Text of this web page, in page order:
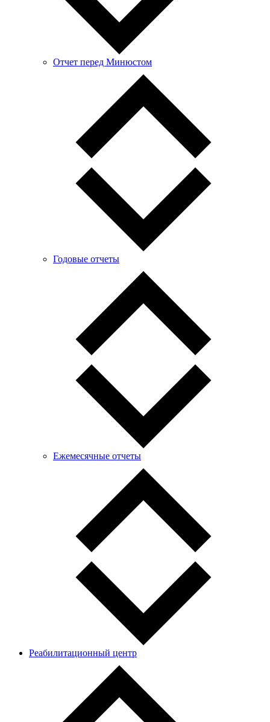
Отчет перед Минюстом
Годовые отчеты
Ежемесячные отчеты
Реабилитационный центр